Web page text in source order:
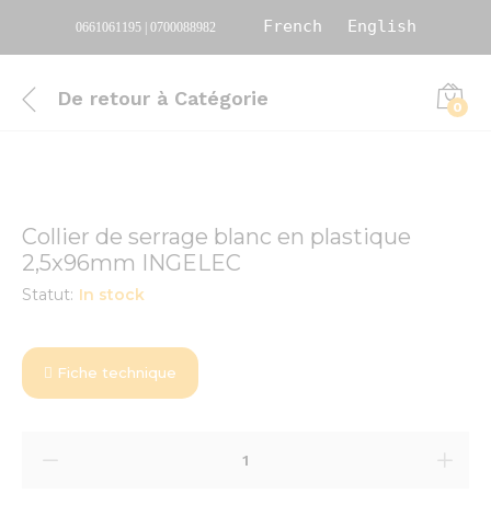
0661061195 | 0700088982 French English
De retour à Catégorie 0
Collier de serrage blanc en plastique
2,5x96mm INGELEC
Statut: In stock
Fiche technique